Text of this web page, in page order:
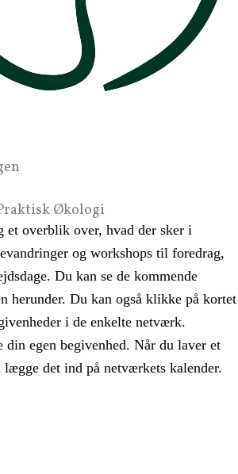
Økologi
et overblik over, hvad der sker i
og workshops til foredrag,
Du kan se de kommende
herunder. Du kan også klikke på kortet
i de enkelte netværk.
din egen begivenhed. Når du laver et
lægge det ind på netværkets kalender.